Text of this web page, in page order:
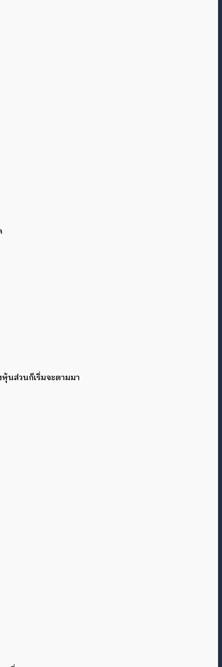
นส่วนก็เริ่มจะตามมา